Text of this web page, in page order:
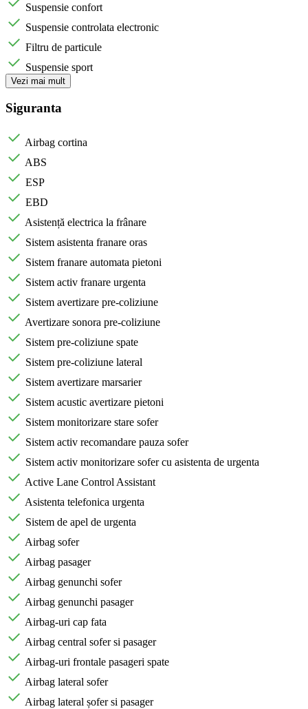
Suspensie confort
Suspensie controlata electronic
Filtru de particule
Suspensie sport
Vezi mai mult
Siguranta
Airbag cortina
ABS
ESP
EBD
Asistență electrica la frânare
Sistem asistenta franare oras
Sistem franare automata pietoni
Sistem activ franare urgenta
Sistem avertizare pre-coliziune
Avertizare sonora pre-coliziune
Sistem pre-coliziune spate
Sistem pre-coliziune lateral
Sistem avertizare marsarier
Sistem acustic avertizare pietoni
Sistem monitorizare stare sofer
Sistem activ recomandare pauza sofer
Sistem activ monitorizare sofer cu asistenta de urgenta
Active Lane Control Assistant
Asistenta telefonica urgenta
Sistem de apel de urgenta
Airbag sofer
Airbag pasager
Airbag genunchi sofer
Airbag genunchi pasager
Airbag-uri cap fata
Airbag central sofer si pasager
Airbag-uri frontale pasageri spate
Airbag lateral sofer
Airbag lateral șofer si pasager